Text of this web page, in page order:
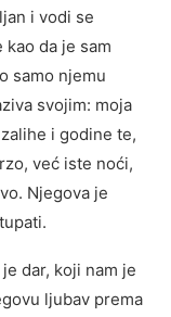
i vodi se
da je sam
samo njemu
svojim: moja
i godine te,
već iste noći,
Njegova je
dar, koji nam je
ljubav prema